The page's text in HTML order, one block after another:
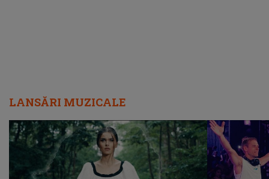
LANSĂRI MUZICALE